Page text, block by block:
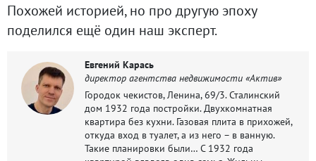
Похожей историей, но про другую эпоху
поделился ещё один наш эксперт.
Евгений Карась
директор агентства недвижимости «Актив»
Городок чекистов, Ленина, 69/3. Сталинский
дом 1932 года постройки. Двухкомнатная
квартира без кухни. Газовая плита в прихожей,
откуда вход в туалет, а из него – в ванную.
Такие планировки были… С 1932 года